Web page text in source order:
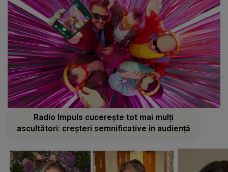
Radio Impuls cucerește tot mai mulți
ascultători: creșteri semnificative în audiență